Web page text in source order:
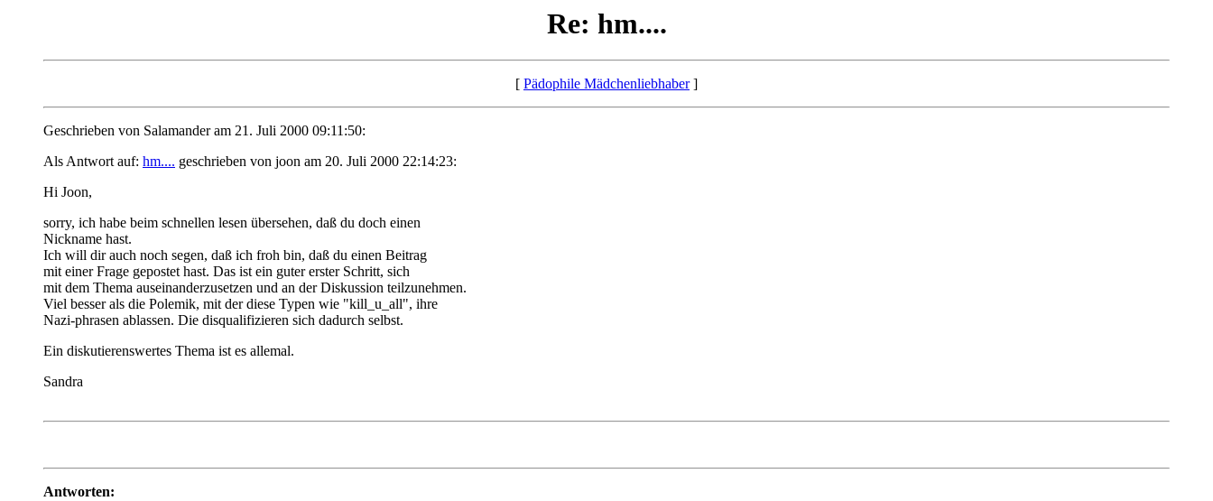
Re: hm....
[ Pädophile Mädchenliebhaber]
Geschrieben von Salamander am 21. Juli 2000 09:11:50:
Als Antwort auf: hm.... geschrieben von joon am 20. Juli 2000 22:14:23:
Hi Joon,
sorry, ich habe beim schnellen lesen übersehen, daß du doch einen
Nickname hast.
Ich will dir auch noch segen, daß ich froh bin, daß du einen Beitrag
mit einer Frage gepostet hast. Das ist ein guter erster Schritt, sich
mit dem Thema auseinanderzusetzen und an der Diskussion teilzunehmen.
Viel besser als die Polemik, mit der diese Typen wie "kill_u_all", ihre
Nazi-phrasen ablassen. Die disqualifizieren sich dadurch selbst.
Ein diskutierenswertes Thema ist es allemal.
Sandra
Antworten: